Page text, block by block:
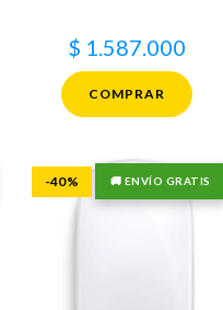
$ 1.587.000
COMPRAR
🚚 ENVÍO GRATIS
-40%